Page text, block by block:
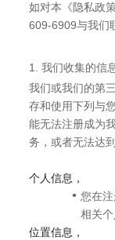
如对本《隐私政
609-6909与我们
1. 我们收集的信
我们或我们的第
存和使用下列与
能无法注册成为
务，或者无法达
个人信息，
您在
相关个
位置信息，